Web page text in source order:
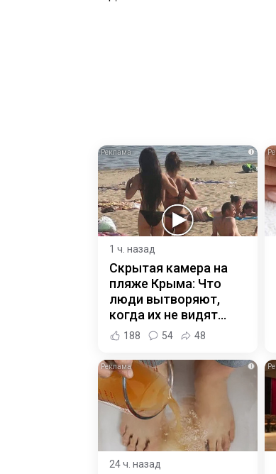
i
1 ч. назад
Скрытая камера на
пляже Крыма: Что
люди вытворяют,
когда их не видят...
188 54 48
i
24 ч. назад